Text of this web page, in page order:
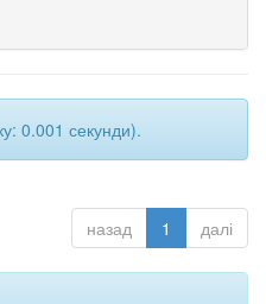
0.001 секунди).
назад 1 далі